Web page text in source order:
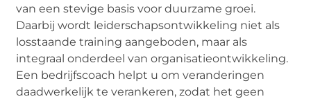
van een stevige basis voor duurzame groei.
Daarbij wordt leiderschapsontwikkeling niet als
losstaande training aangeboden, maar als
integraal onderdeel van organisatieontwikkeling.
Een bedrijfscoach helpt u om veranderingen
daadwerkelijk te verankeren, zodat het geen